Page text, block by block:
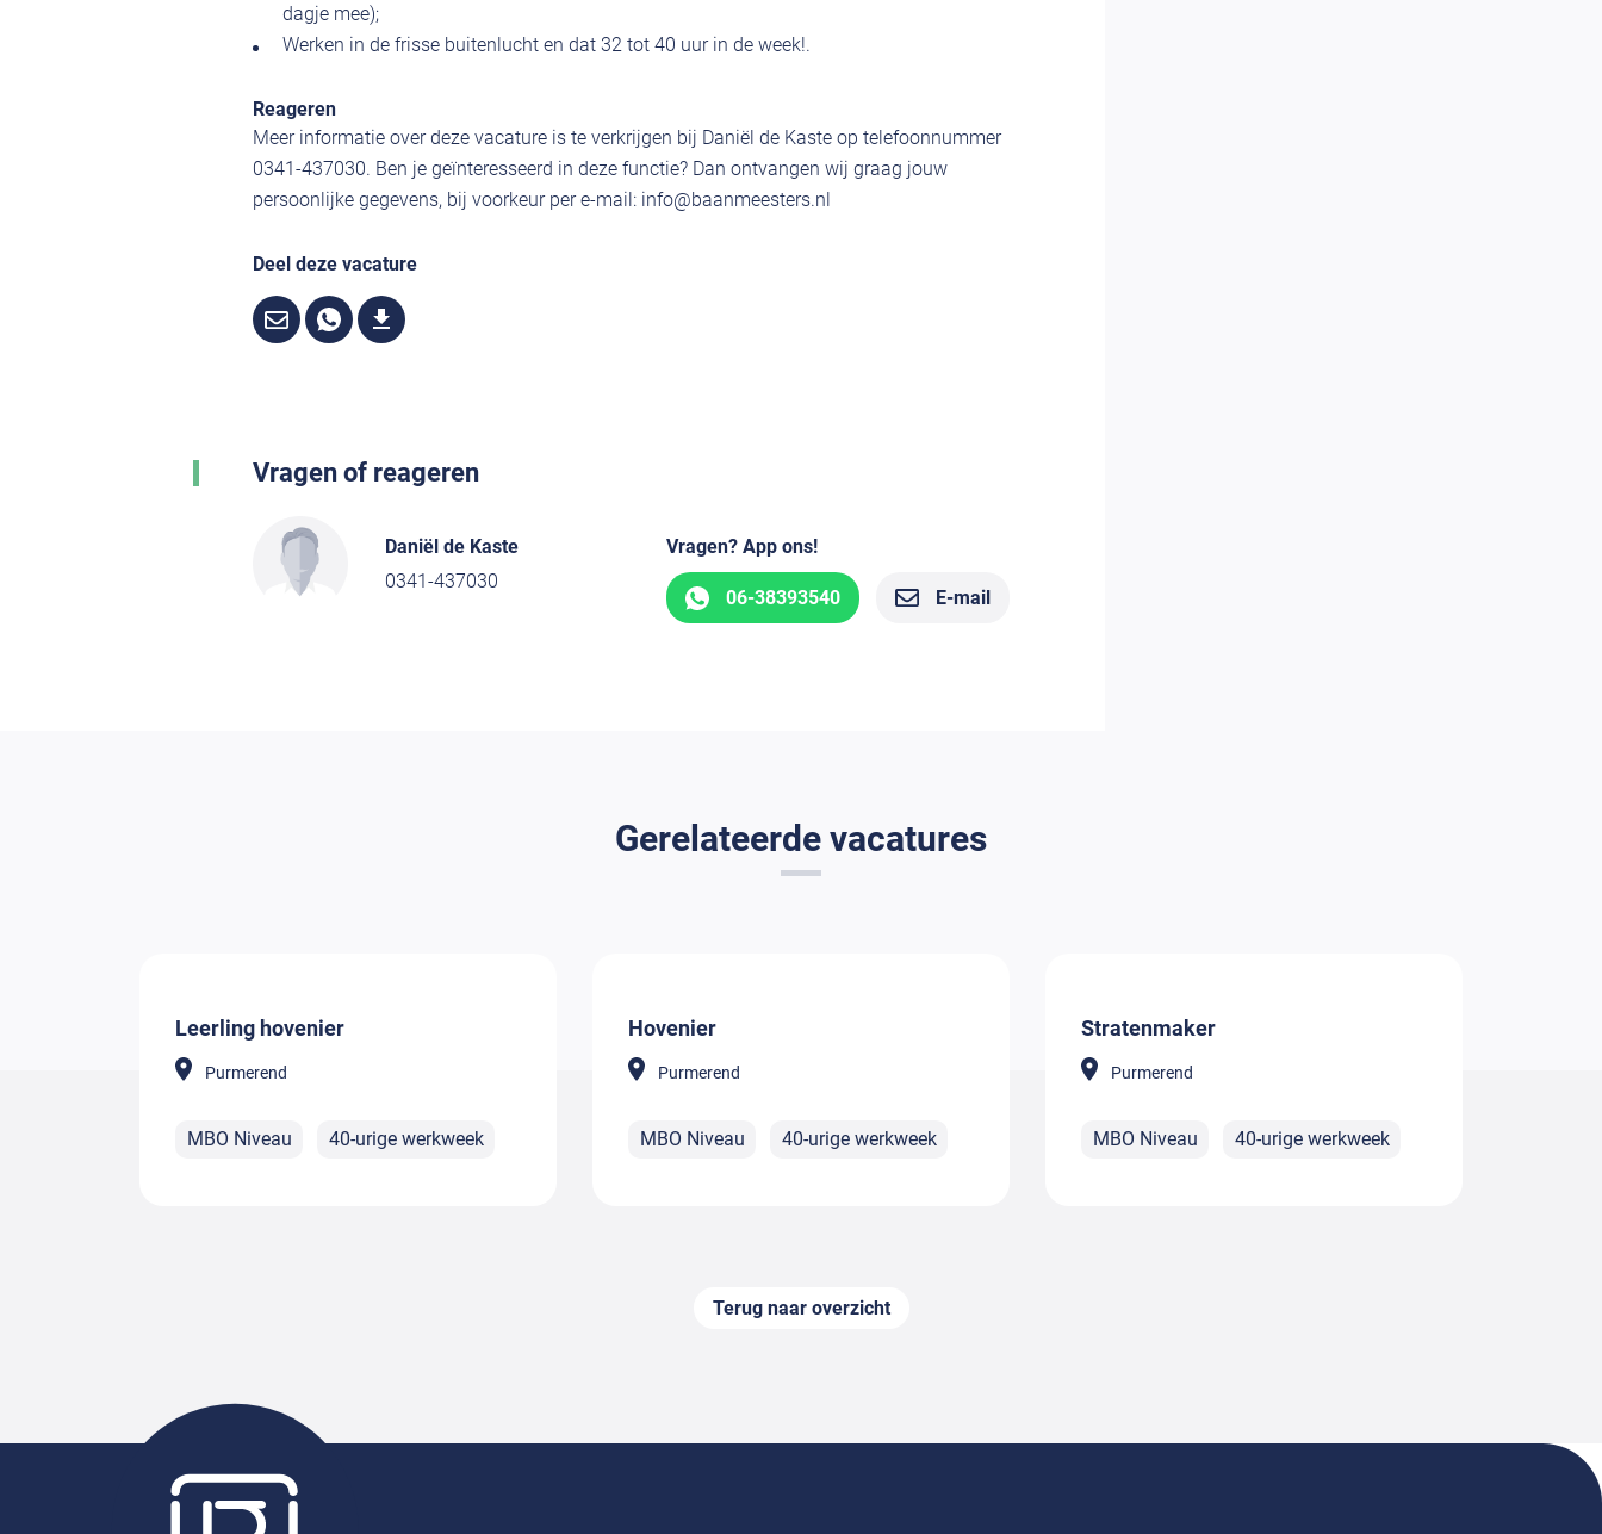
dagje mee);
Werken in de frisse buitenlucht en dat 32 tot 40 uur in de week!.
Reageren
Meer informatie over deze vacature is te verkrijgen bij Daniël de Kaste op telefoonnummer
0341-437030. Ben je geïnteresseerd in deze functie? Dan ontvangen wij graag jouw
persoonlijke gegevens, bij voorkeur per e-mail: info@baanmeesters.nl
Deel deze vacature
Vragen of reageren
Daniël de Kaste
0341-437030
Vragen? App ons!
06-38393540 E-mail
Gerelateerde vacatures
Leerling hovenier
Purmerend
MBO Niveau 40-urige werkweek
Hovenier
Purmerend
MBO Niveau 40-urige werkweek
Stratenmaker
Purmerend
MBO Niveau 40-urige werkweek
Terug naar overzicht